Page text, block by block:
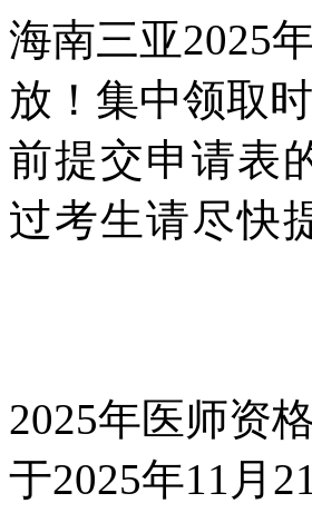
海南三亚2025
放！集中领取
前提交申请表
过考生请尽快
2025年医师资
于2025年11月